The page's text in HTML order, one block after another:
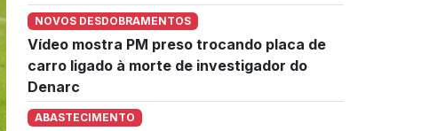
NOVOS DESDOBRAMENTOS
Vídeo mostra PM preso trocando placa de
carro ligado à morte de investigador do
Denarc
ABASTECIMENTO